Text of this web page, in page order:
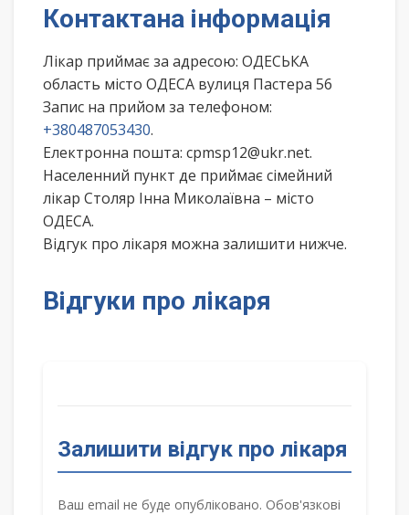
Контактана інформація
Лікар приймає за адресою: ОДЕСЬКА
область місто ОДЕСА вулиця Пастера 56
Запис на прийом за телефоном:
+380487053430.
Електронна пошта: cpmsp12@ukr.net.
Населенний пункт де приймає сімейний
лікар Столяр Інна Миколаївна – місто
ОДЕСА.
Відгук про лікаря можна залишити нижче.
Відгуки про лікаря
Залишити відгук про лікаря
Ваш email не буде опубліковано. Обов'язкові